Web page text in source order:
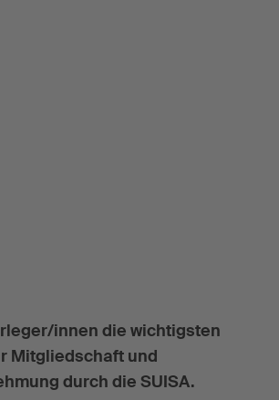
innen die wichtigsten
Mitgliedschaft und
durch die SUISA.